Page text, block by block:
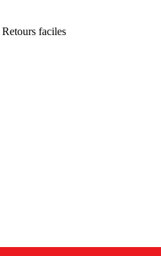
Retours faciles